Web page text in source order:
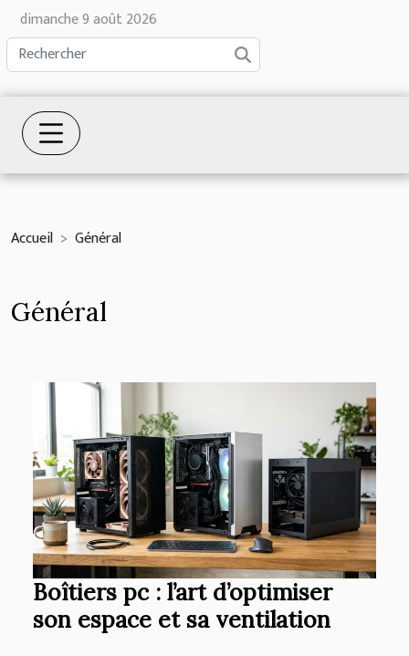
dimanche 9 août 2026
Accueil Général
Général
Boîtiers pc : l’art d’optimiser
son espace et sa ventilation